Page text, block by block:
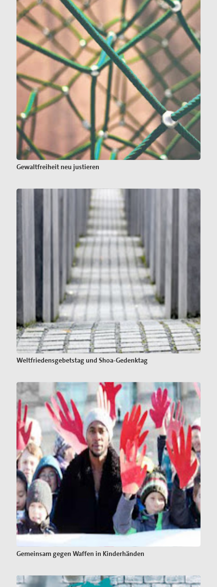
Gewaltfreiheit neu justieren
Weltfriedensgebetstag und Shoa-Gedenktag
Gemeinsam gegen Waffen in Kinderhänden